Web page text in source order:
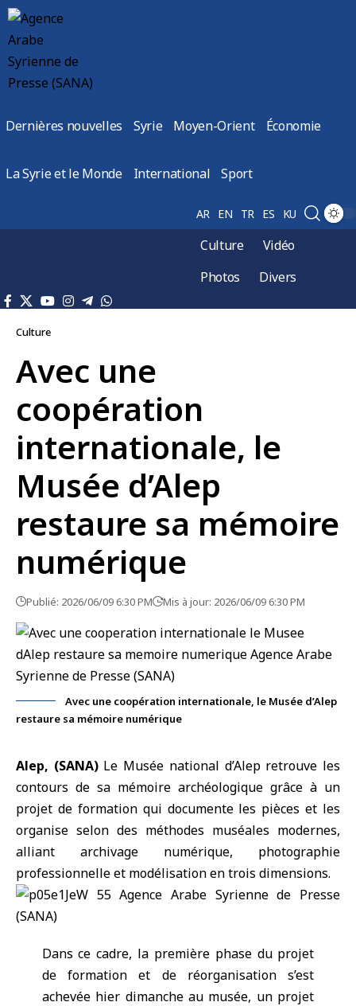
Dernières nouvelles Syrie Moyen-Orient Économie
La Syrie et le Monde International Sport
AR EN TR ES KU
Culture
Vidéo
Photos
Divers
Culture
Avec une
coopération
internationale, le
Musée d’Alep
restaure sa mémoire
numérique
Publié: 2026/06/09 6:30 PM Mis à jour: 2026/06/09 6:30 PM
Avec une coopération internationale, le Musée d’Alep
restaure sa mémoire numérique
Alep, (SANA)Le Musée national d’Alep retrouve les
contours de sa mémoire archéologique grâce à un
projet de formation qui documente les pièces et les
organise selon des méthodes muséales modernes,
alliant archivage numérique, photographie
professionnelle et modélisation en trois dimensions.
Dans ce cadre, la première phase du projet
de formation et de réorganisation s’est
achevée hier dimanche au musée, un projet